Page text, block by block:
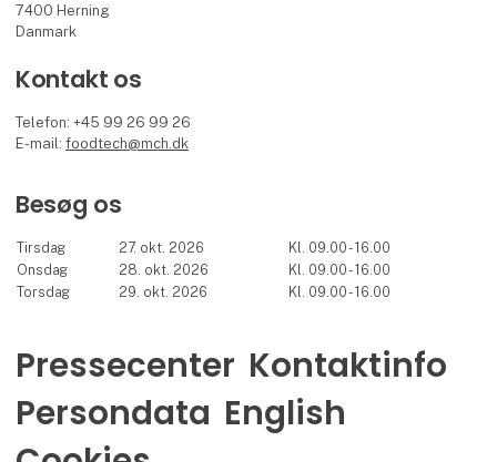
7400 Herning
Danmark
Kontakt os
Telefon: +45 99 26 99 26
E-mail:foodtech@mch.dk
Besøg os
Tirsdag 27. okt. 2026
Kl. 09.00 - 16.00
Onsdag
28. okt. 2026
Kl. 09.00 - 16.00
Torsdag
29. okt. 2026 Kl. 09.00 - 16.00
Pressecenter Kontaktinfo
Persondata English